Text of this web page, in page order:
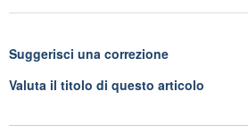
Suggerisci una correzione
Valuta il titolo di questo articolo